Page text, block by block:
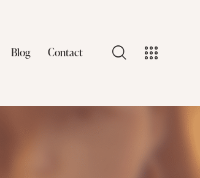
Blog Contact